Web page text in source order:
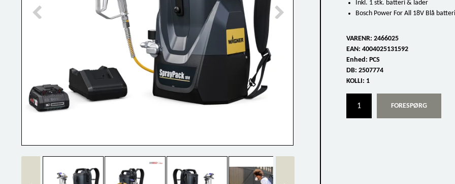
Inkl. 1 stk. batteri & lader
Bosch Power For All 18V Blå
VARENR: 2466025
EAN: 4004025131592
Enhed: PCS
DB: 2507774
KOLLI: 1
FORESPØRG